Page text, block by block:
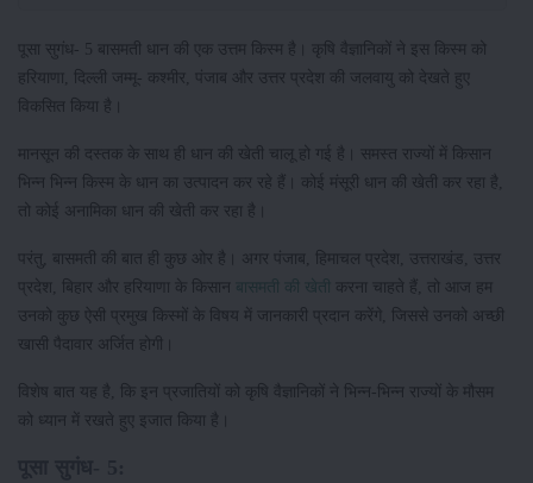
पूसा सुगंध- 5 बासमती धान की एक उत्तम किस्म है। कृषि वैज्ञानिकों ने इस किस्म को
हरियाणा, दिल्ली जम्मू- कश्मीर, पंजाब और उत्तर प्रदेश की जलवायु को देखते हुए
विकसित किया है।
मानसून की दस्तक के साथ ही धान की खेती चालू हो गई है। समस्त राज्यों में किसान
भिन्न भिन्न किस्म के धान का उत्पादन कर रहे हैं। कोई मंसूरी धान की खेती कर रहा है,
तो कोई अनामिका धान की खेती कर रहा है।
परंतु, बासमती की बात ही कुछ ओर है। अगर पंजाब, हिमाचल प्रदेश, उत्तराखंड, उत्तर
प्रदेश, बिहार और हरियाणा के किसान
बासमती की खेती
करना चाहते हैं, तो आज हम
उनको कुछ ऐसी प्रमुख किस्मों के विषय में जानकारी प्रदान करेंगे, जिससे उनको अच्छी
खासी पैदावार अर्जित होगी।
विशेष बात यह है, कि इन प्रजातियों को कृषि वैज्ञानिकों ने भिन्न-भिन्न राज्यों के मौसम
को ध्यान में रखते हुए इजात किया है।